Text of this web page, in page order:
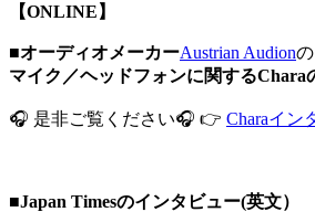
【ONLINE】
■オーディオメーカーAustrian Audionの
マイク／ヘッドフォンに関するChara
🎧 是非ご覧ください🎧 👉 Charaイン
■Japan Timesのインタビュー(英文）